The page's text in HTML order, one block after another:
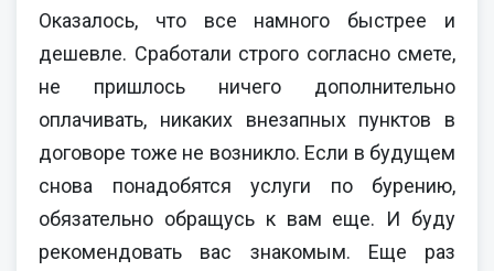
Оказалось, что все намного быстрее и
дешевле. Сработали строго согласно смете,
не пришлось ничего дополнительно
оплачивать, никаких внезапных пунктов в
договоре тоже не возникло. Если в будущем
снова понадобятся услуги по бурению,
обязательно обращусь к вам еще. И буду
рекомендовать вас знакомым. Еще раз